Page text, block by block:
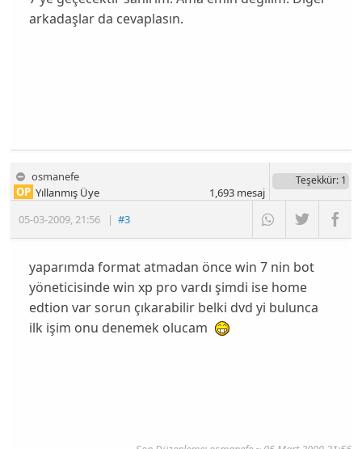
arkadaşlar da cevaplasın.
osmanefe
05-03-2009,21:56 |#3
OP Yıllanmış Üye
Teşekkür: 1
1,693mesaj
yaparımda format atmadan önce win 7 nin bot
yöneticisinde win xp pro vardı şimdi ise home
edtion var sorun çıkarabilir belki dvd yi bulunca
ilk işim onu denemek olucam